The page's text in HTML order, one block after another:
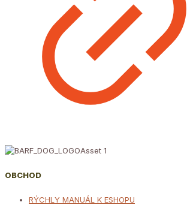
OBCHOD
RÝCHLY MANUÁL K ESHOPU